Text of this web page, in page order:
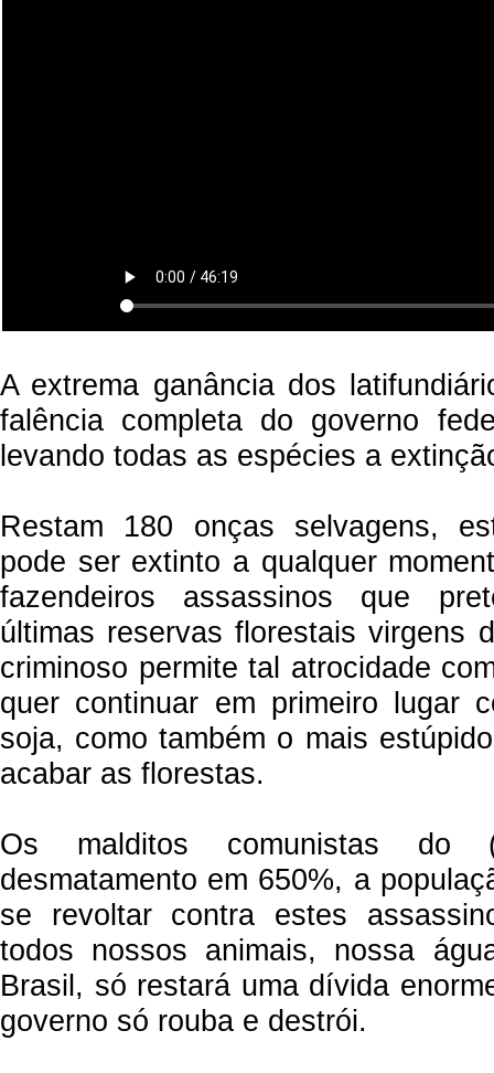
A extrema ganância dos
falência completa do governo
levando todas as espécies a
Restam 180 onças selvagens,
pode ser extinto a qualquer
fazendeiros assassinos que
últimas reservas florestais virgens
criminoso permite tal atrocidade
quer continuar em primeiro lugar
soja, como também o mais
acabar as florestas.
Os malditos comunistas do
desmatamento em 650%, a
se revoltar contra estes
todos nossos animais, nossa
Brasil, só restará uma dívida
governo só rouba e destrói.